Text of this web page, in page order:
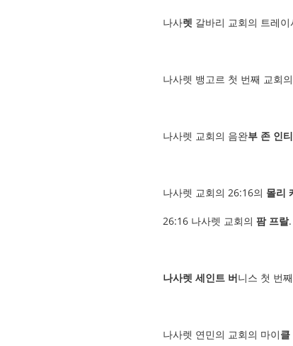
나사렛 갈바리 교회의 트레
나사렛 뱅고르 첫 번째 교회
나사렛 교회의 음완부 존 인
나사렛 교회의 26:16의 몰리
26:16 나사렛 교회의 팜 프랄.
나사렛 세인트 버니스 첫 번
나사렛 연민의 교회의 마이클